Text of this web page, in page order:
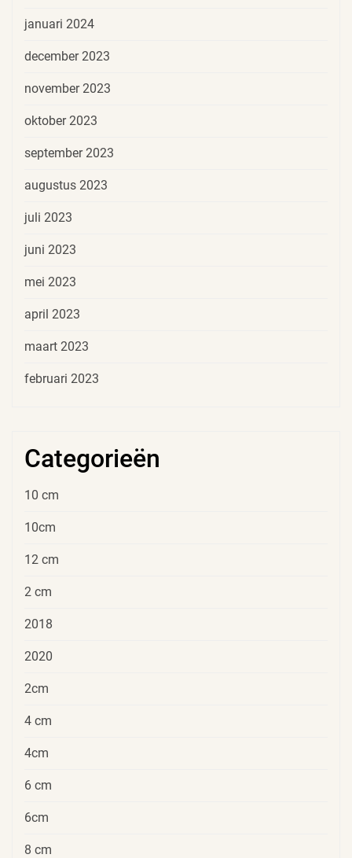
januari 2024
december 2023
november 2023
oktober 2023
september 2023
augustus 2023
juli 2023
juni 2023
mei 2023
april 2023
maart 2023
februari 2023
Categorieën
10 cm
10cm
12 cm
2 cm
2018
2020
2cm
4 cm
4cm
6 cm
6cm
8 cm